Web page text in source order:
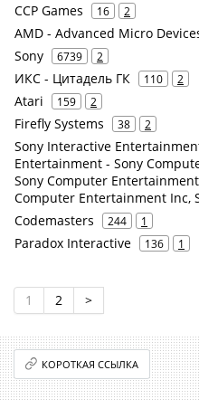
CCP Games 16 2
AMD - Advanced Micro
Sony 6739 2
ИКС - Цитадель ГК 110 2
Atari 159 2
Firefly Systems 38 2
Sony Interactive
Entertainment - Sony
Sony Computer Entertainment
Computer Entertainment Inc,
Codemasters 244 1
Paradox Interactive 136 1
1 2 >
КОРОТКАЯ ССЫЛКА